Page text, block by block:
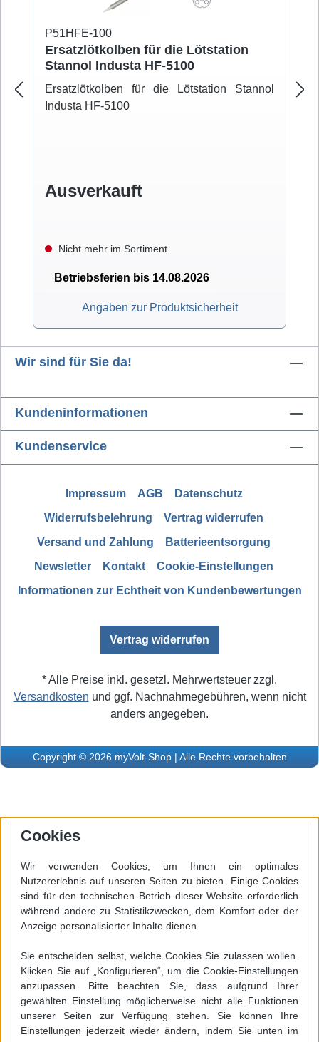
P51HFE-100
Ersatzlötkolben für die Lötstation
Stannol Industa HF-5100
Ersatzlötkolben für die Lötstation Stannol
Industa HF-5100
Ausverkauft
Nicht mehr im Sortiment
Betriebsferien bis 14.08.2026
Angaben zur Produktsicherheit
Wir sind für Sie da!
Kundeninformationen
Kundenservice
Impressum AGB
Datenschutz
Widerrufsbelehrung
Vertrag widerrufen
Versand und Zahlung
Batterieentsorgung
Newsletter
Kontakt
Cookie-Einstellungen
Informationen zur Echtheit von Kundenbewertungen
Vertrag widerrufen
* Alle Preise inkl. gesetzl. Mehrwertsteuer zzgl.
Versandkosten und ggf. Nachnahmegebühren, wenn nicht
anders angegeben.
Copyright © 2026 myVolt-Shop | Alle Rechte vorbehalten
Cookies
Wir verwenden Cookies, um Ihnen ein optimales
Nutzererlebnis auf unseren Seiten zu bieten. Einige Cookies
sind für den technischen Betrieb dieser Website erforderlich
während andere zu Statistikzwecken, dem Komfort oder der
Anzeige personalisierter Inhalte dienen.
Sie entscheiden selbst, welche Cookies Sie zulassen wollen.
Klicken Sie auf „Konfigurieren“, um die Cookie-Einstellungen
anzupassen. Bitte beachten Sie, dass aufgrund Ihrer
gewählten Einstellung möglicherweise nicht alle Funktionen
unserer Seiten zur Verfügung stehen. Sie können Ihre
Einstellungen jederzeit wieder ändern, indem Sie unten im